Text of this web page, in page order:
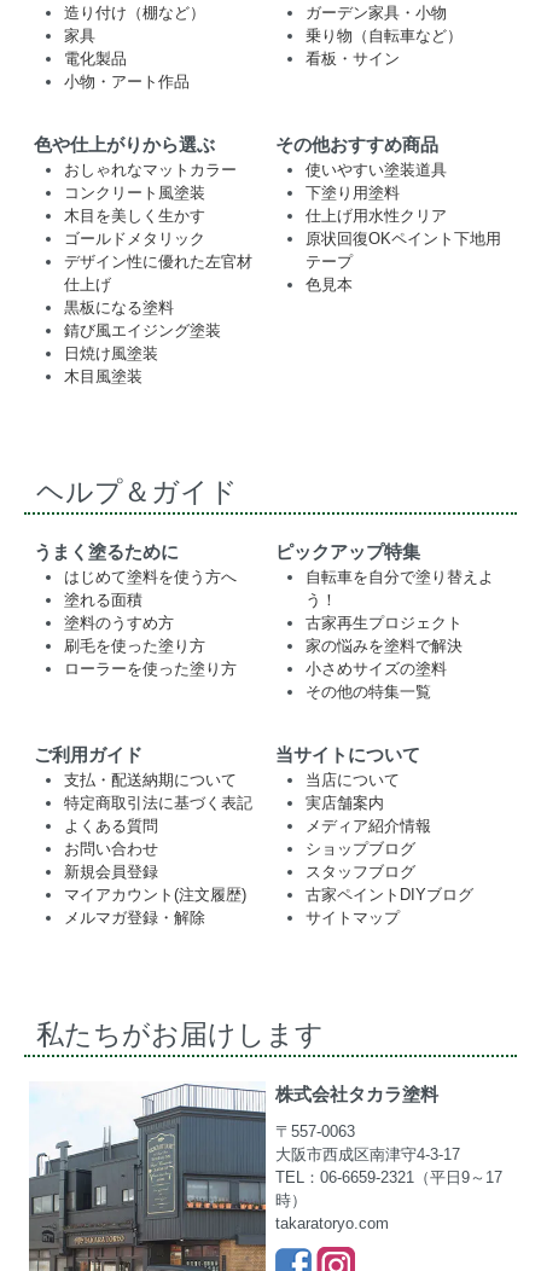
造り付け（棚など）
家具
電化製品
小物・アート作品
ガーデン家具・小物
乗り物（自転車など）
看板・サイン
色や仕上がりから選ぶ
おしゃれなマットカラー
コンクリート風塗装
木目を美しく生かす
ゴールドメタリック
デザイン性に優れた左官材
仕上げ
黒板になる塗料
錆び風エイジング塗装
日焼け風塗装
木目風塗装
その他おすすめ商品
使いやすい塗装道具
下塗り用塗料
仕上げ用水性クリア
原状回復OKペイント下地用
テープ
色見本
ヘルプ＆ガイド
うまく塗るために
はじめて塗料を使う方へ
塗れる面積
塗料のうすめ方
刷毛を使った塗り方
ローラーを使った塗り方
ピックアップ特集
自転車を自分で塗り替えよ
う！
古家再生プロジェクト
家の悩みを塗料で解決
小さめサイズの塗料
その他の特集一覧
ご利用ガイド
支払・配送納期について
特定商取引法に基づく表記
よくある質問
お問い合わせ
新規会員登録
マイアカウント(注文履歴)
メルマガ登録・解除
当サイトについて
当店について
実店舗案内
メディア紹介情報
ショップブログ
スタッフブログ
古家ペイントDIYブログ
サイトマップ
私たちがお届けします
株式会社タカラ塗料
〒557-0063
大阪市西成区南津守4-3-17
TEL：06-6659-2321（平日9～17
時）
takaratoryo.com